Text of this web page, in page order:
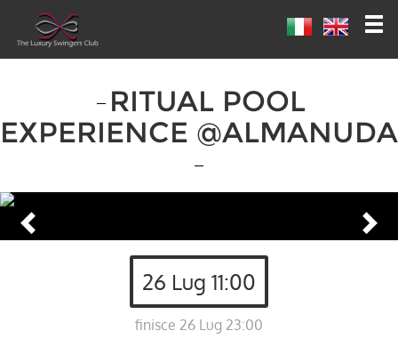
RITUAL POOL
EXPERIENCE @ALMANUDA
26 Lug 11:00
finisce 26 Lug 23:00